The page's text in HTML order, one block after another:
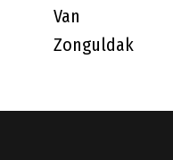
Van
Zonguldak